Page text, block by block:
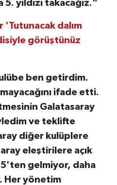
yıldızı takacağız."
'Tutunacak dalım
görüştünüz
ben getirdim.
ifade etti.
Galatasaray
ve teklifte
diğer kulüplere
eleştirilere açık
gelmiyor, daha
Her yönetim